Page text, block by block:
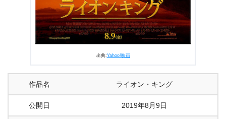
出典:Yahoo!映画
作品名 ライオン・キング
公開日 2019年8月9日